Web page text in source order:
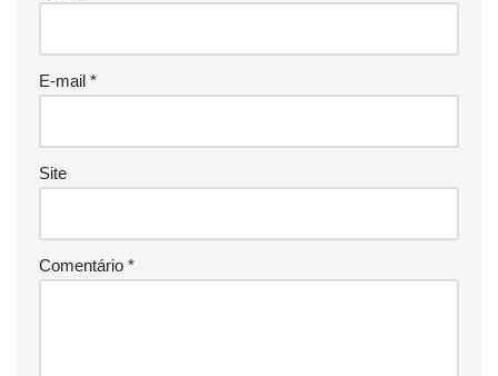
E-mail *
Site
Comentário *